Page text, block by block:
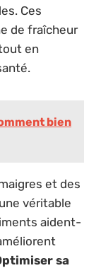
Ces
de fraîcheur
en
bien
et des
véritable
aident-
sa